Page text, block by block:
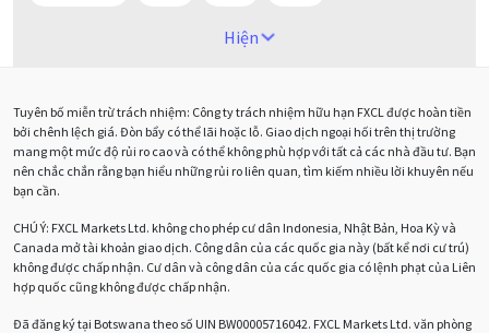
Android
Bảng Anh Bảng lương phi nông nghiệp CAD
CHF COVI-19 COVID-19 CPI Charles Dow
Chuyên gia cố vấn Chuyên gia tư vấn
Hiện
Tuyên bố miễn trừ trách nhiệm: Công ty trách nhiệm hữu hạn FXCL được hoàn tiền
bởi chênh lệch giá. Đòn bẩy có thể lãi hoặc lỗ. Giao dịch ngoại hối trên thị trường
mang một mức độ rủi ro cao và có thể không phù hợp với tất cả các nhà đầu tư. Bạn
nên chắc chắn rằng bạn hiểu những rủi ro liên quan, tìm kiếm nhiều lời khuyên nếu
bạn cần.
CHÚ Ý: FXCL Markets Ltd. không cho phép cư dân Indonesia, Nhật Bản, Hoa Kỳ và
Canada mở tài khoản giao dịch. Công dân của các quốc gia này (bất kể nơi cư trú)
không được chấp nhận. Cư dân và công dân của các quốc gia có lệnh phạt của Liên
hợp quốc cũng không được chấp nhận.
Đã đăng ký tại Botswana theo số UIN BW00005716042. FXCL Markets Ltd. văn phòng